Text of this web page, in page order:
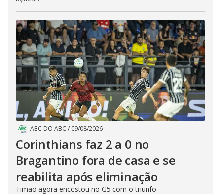
ABC DO ABC / 09/08/2026
Corinthians faz 2 a 0 no
Bragantino fora de casa e se
reabilita após eliminação
Timão agora encostou no G5 com o triunfo